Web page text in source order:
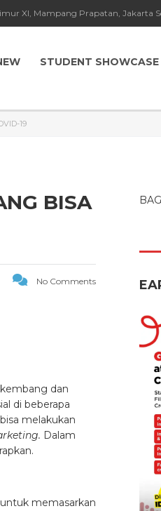
XI, Mampang Prapatan, Jakarta
STUDENT SHOWCASE
19
BISA
No Comments
dan
di beberapa
melakukan
Dalam
untuk memasarkan